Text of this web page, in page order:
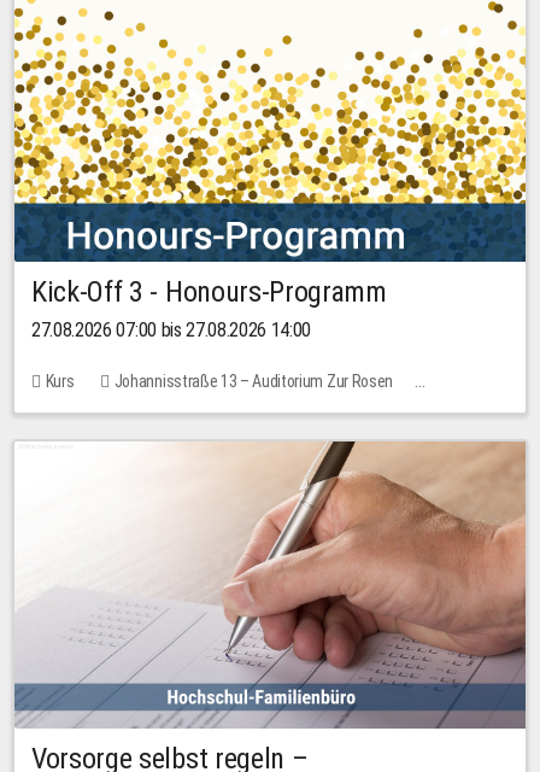
Kick-Off 3 - Honours-Programm
27.08.2026 07:00 bis 27.08.2026 14:00
Kurs
Johannisstraße 13 – Auditorium Zur Rosen
11 Plätze
Vorsorge selbst regeln –